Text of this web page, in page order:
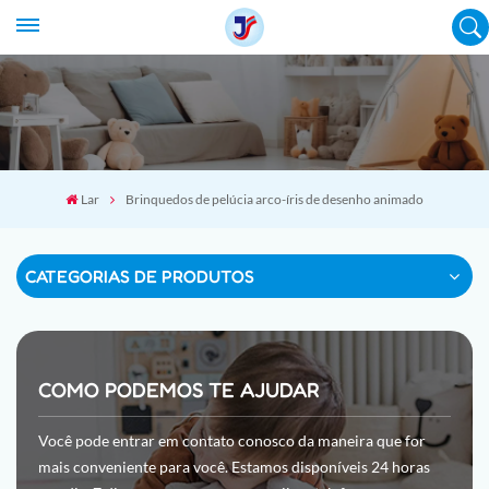
Lar Brinquedos de pelúcia arco-íris de desenho animado
CATEGORIAS DE PRODUTOS
COMO PODEMOS TE AJUDAR
Você pode entrar em contato conosco da maneira que for
mais conveniente para você. Estamos disponíveis 24 horas